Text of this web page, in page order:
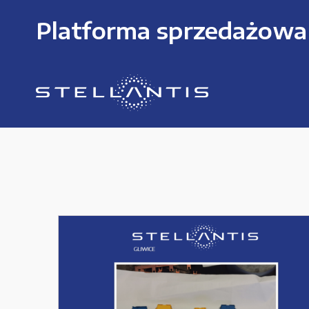
Platforma sprzedażowa
Części zamienne do urządzeń i narzędzi
Kable i przewody